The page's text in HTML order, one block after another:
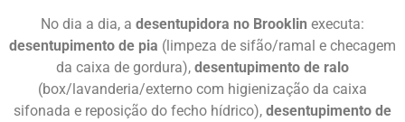
No dia a dia, a desentupidora no Brooklin executa:
desentupimento de pia (limpeza de sifão/ramal e checagem
da caixa de gordura), desentupimento de ralo
(box/lavanderia/externo com higienização da caixa
sifonada e reposição do fecho hídrico), desentupimento de